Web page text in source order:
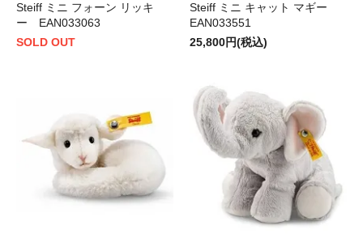
Steiff ミニ フォーン リッキ
ー EAN033063
SOLD OUT
Steiff ミニ キャット マギー
EAN033551
25,800円(税込)